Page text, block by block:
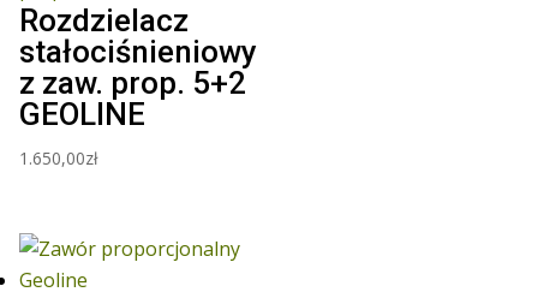
Rozdzielacz
stałociśnieniowy
z zaw. prop. 5+2
GEOLINE
1.650,00zł